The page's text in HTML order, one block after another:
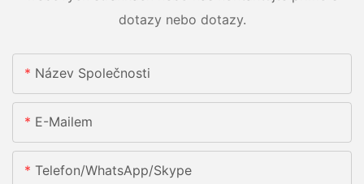
dotazy nebo dotazy.
Název Společnosti
E-Mailem
Telefon/whatsApp/skype